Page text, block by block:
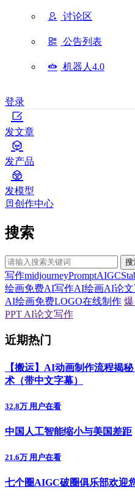
讨论区
公告列表
机器人4.0
登录
发文章
发产品
发模型
创作中心
搜索
搜
写作midjourneyPromptAIGC
绘画免费AI写作AI绘画AI论文
AI绘画免费LOGO在线制作
PPT AI论文写作
近期热门
【搬运】AI动画制作流程揭
术（带中文字幕）
32.8万 用户在看
中国人工智能缩小与美国差距
21.6万 用户在看
七个圈AIGC破圈俱乐部欢迎